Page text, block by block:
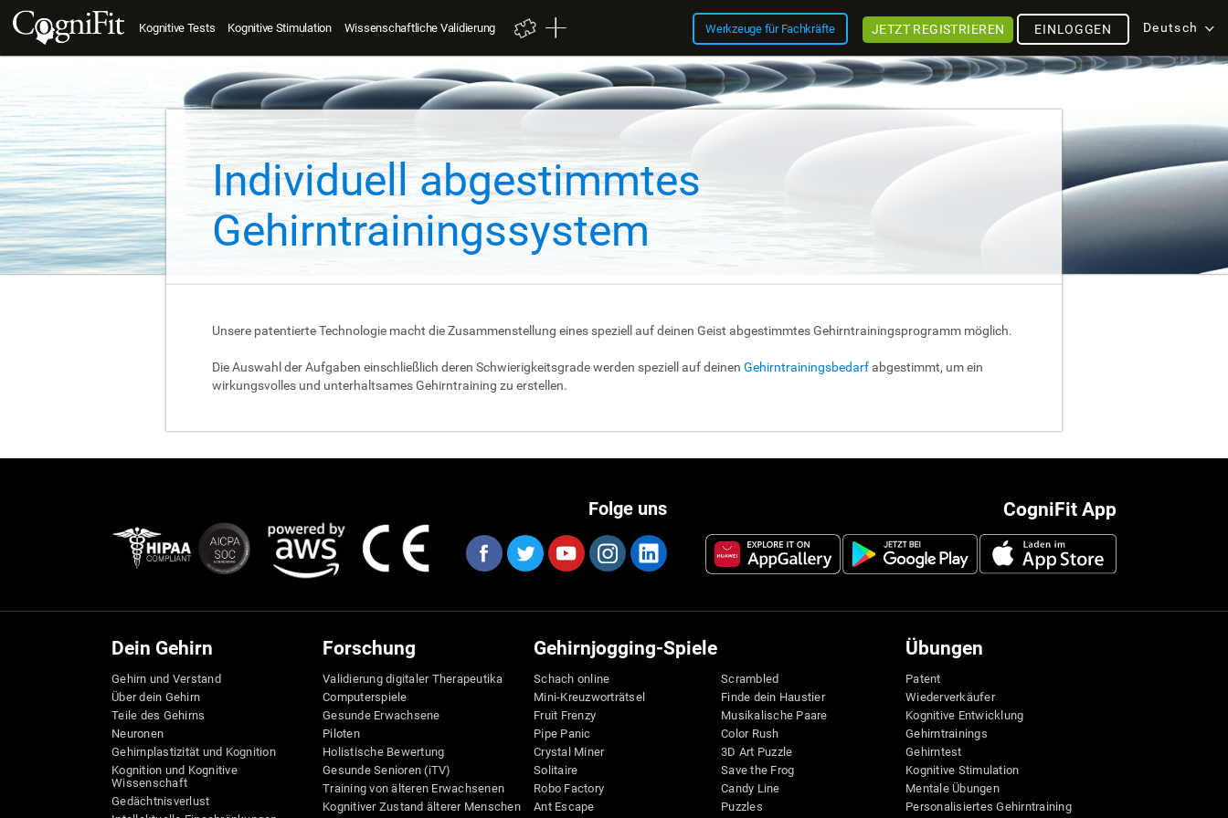
Kognitive Tests Kognitive Stimulation Wissenschaftliche Validierung Werkzeuge für Fachkräfte Deutsch
EINLOGGEN
JETZT REGISTRIEREN
Individuell abgestimmtes
Gehirntrainingssystem
Unsere patentierte Technologie macht die Zusammenstellung eines speziell auf deinen Geist abgestimmtes Gehirntrainingsprogramm möglich.
Die Auswahl der Aufgaben einschließlich deren Schwierigkeitsgrade werden speziell auf deinen Gehirntrainingsbedarfabgestimmt, um ein
wirkungsvolles und unterhaltsames Gehirntraining zu erstellen.
CogniFit App
Folge uns
Dein Gehirn
Gehirn und Verstand
Über dein Gehirn
Teile des Gehirns
Neuronen
Gehirnplastizität und Kognition
Kognition und Kognitive
Wissenschaft
Gedächtnisverlust
Forschung
Validierung digitaler Therapeutika
Computerspiele
Gesunde Erwachsene
Piloten
Holistische Bewertung
Gesunde Senioren (iTV)
Training von älteren Erwachsenen
Kognitiver Zustand älterer Menschen
Gehirnjogging-Spiele
Schach online
Mini-Kreuzworträtsel
Fruit Frenzy
Pipe Panic
Crystal Miner
Solitaire
Robo Factory
Ant Escape
Scrambled
Finde dein Haustier
Musikalische Paare
Color Rush
3D Art Puzzle
Save the Frog
Candy Line
Puzzles
Übungen
Patent
Wiederverkäufer
Kognitive Entwicklung
Gehirntrainings
Gehirntest
Kognitive Stimulation
Mentale Übungen
Personalisiertes Gehirntraining